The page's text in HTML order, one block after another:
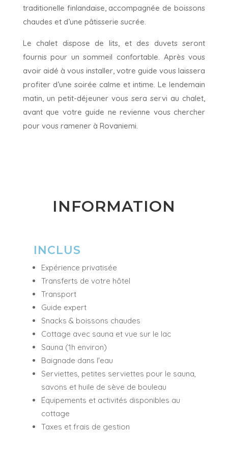
traditionelle finlandaise, accompagnée de boissons
chaudes et d’une pâtisserie sucrée.
Le chalet dispose de lits, et des duvets seront
fournis pour un sommeil confortable. Après vous
avoir aidé à vous installer, votre guide vous laissera
profiter d’une soirée calme et intime. Le lendemain
matin, un petit-déjeuner vous sera servi au chalet,
avant que votre guide ne revienne vous chercher
pour vous ramener à Rovaniemi.
INFORMATION
INCLUS
Expérience privatisée
Transferts de votre hôtel
Transport
Guide expert
Snacks & boissons chaudes
Cottage avec sauna et vue sur le lac
Sauna (1h environ)
Baignade dans l'eau
Serviettes, petites serviettes pour le sauna,
savons et huile de sève de bouleau
Équipements et activités disponibles au
cottage
Taxes et frais de gestion